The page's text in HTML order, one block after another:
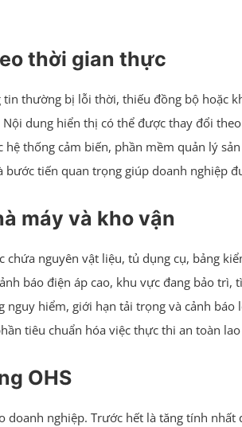
thời gian thực
thường bị lỗi thời, thiếu đồng bộ hoặc
dung hiển thị có thể được thay đổi
thống cảm biến, phần mềm quản lý
tiến quan trọng giúp doanh nghiệp
máy và kho vận
nguyên vật liệu, tủ dụng cụ, bảng
báo điện áp cao, khu vực đang bảo
hiểm, giới hạn tải trọng và cảnh
tiêu chuẩn hóa việc thực thi an toàn
OHS
nghiệp. Trước hết là tăng tính